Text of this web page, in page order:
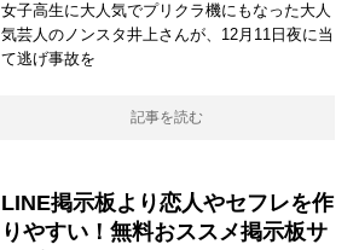
女子高生に大人気でプリクラ機にもなった大人
気芸人のノンスタ井上さんが、12月11日夜に当
て逃げ事故を
記事を読む
LINE掲示板より恋人やセフレを作
りやすい！無料おススメ掲示板サ